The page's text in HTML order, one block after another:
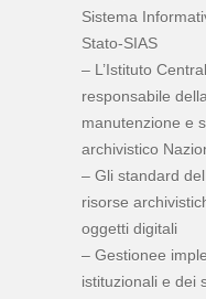
Sistema
Stato-SIAS
– L’Istituto
responsabile
manutenzione e
archivistico
– Gli standard
risorse
oggetti digitali
– Gestionee
istituzionali e dei